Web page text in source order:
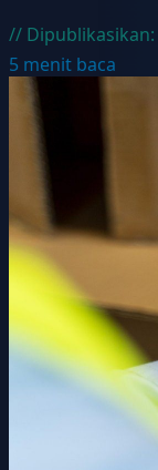
// Dipublikasikan:
5 menit baca